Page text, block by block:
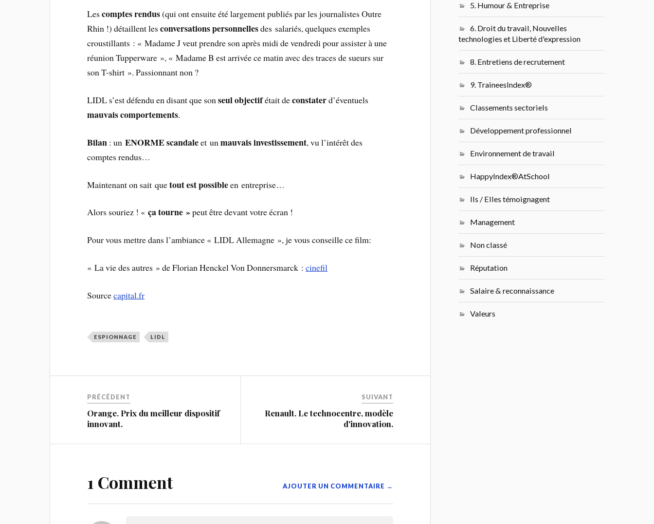
Lescomptes rendus(qui ont ensuite été largement publiés par les journalistes Outre
Rhin !) détaillent lesconversationspersonnellesdes salariés, quelques exemples
croustillants : « Madame J veut prendre son après midi de vendredi pour assister à une
réunion Tupperware », « Madame B est arrivée ce matin avec des traces de sueurs sur
son T-shirt ». Passionnant non ?
LIDL s’est défendu en disant que sonseul objectifétait deconstaterd’éventuels
mauvais comportements.
Bilan : unENORME scandaleet unmauvais investissement, vu l’intérêt des
comptes rendus…
Maintenant on sait quetout est possibleen entreprise…
Alors souriez ! «ça tourne »peut être devant votre écran !
Pour vous mettre dans l’ambiance « LIDL Allemagne », je vous conseille ce film:
« La vie des autres » de Florian Henckel Von Donnersmarck :cinefil
Sourcecapital.fr
ESPIONNAGE LIDL
PRÉCÉDENT
Orange. Prix du meilleur dispositif
innovant.
SUIVANT
Renault. Le technocentre, modèle
d'innovation.
1 Comment AJOUTER UN COMMENTAIRE →
5. Humour & Entreprise
6. Droit du travail, Nouvelles
technologies et Liberté d'expression
8. Entretiens de recrutement
9. TraineesIndex®
Classements sectoriels
Développement professionnel
Environnement de travail
HappyIndex®AtSchool
Ils / Elles témoignagent
Management
Non classé
Réputation
Salaire & reconnaissance
Valeurs